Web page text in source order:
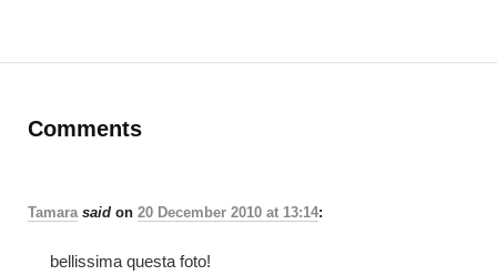
Comments
Tamara said on 20 December 2010 at 13:14:
bellissima questa foto!